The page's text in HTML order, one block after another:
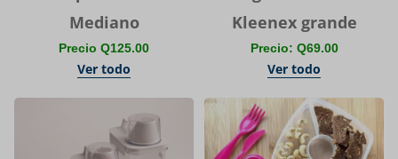
Mediano
Precio Q125.00
Ver todo
Kleenex grande
Precio: Q69.00
Ver todo